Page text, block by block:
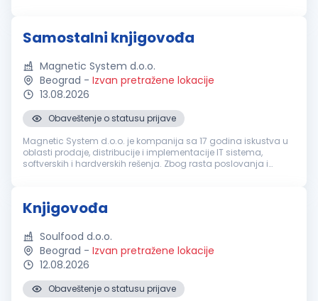
Samostalni knjigovođa
Magnetic System d.o.o.
Beograd - Izvan pretražene lokacije
13.08.2026
Obaveštenje o statusu prijave
Magnetic System d.o.o. je kompanija sa 17 godina iskustva u
oblasti prodaje, distribucije i implementacije IT sistema,
softverskih i hardverskih rešenja. Zbog rasta poslovanja i
Knjigovođa
Soulfood d.o.o.
Beograd - Izvan pretražene lokacije
12.08.2026
Obaveštenje o statusu prijave